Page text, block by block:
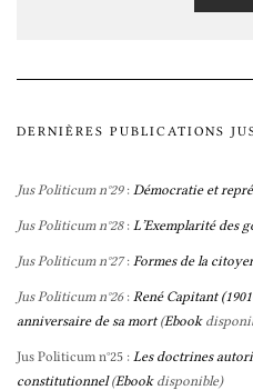
DERNIÈRES PUBLICATIONS
Jus Politicum n°29: Démocratie et
Jus Politicum n°28: L’Exemplarité des
Jus Politicum n°27: Formes de la
Jus Politicum n°26: René Capitant
anniversaire de sa mort(Ebook
Jus Politicum n°25 : Les doctrines
constitutionnel(Ebookdisponible)